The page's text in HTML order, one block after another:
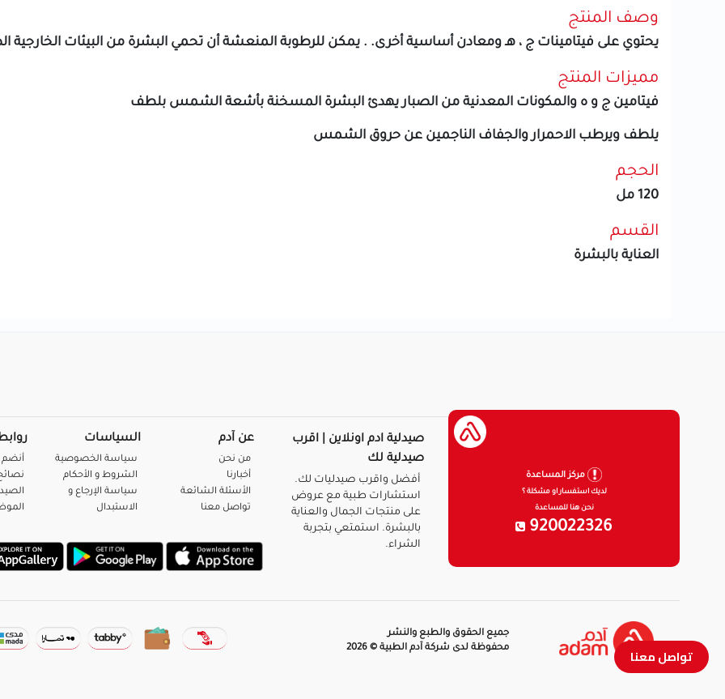
وصف المنتج
يحتوي على فيتامينات ج ، هـ ومعادن أساسية أخرى. . يمكن للرطوبة المنعشة أن تحمي البشرة من البيئات الخارجية
مميزات المنتج
فيتامين ج و ه والمكونات المعدنية من الصبار يهدئ البشرة المسخنة بأشعة الشمس بلطف
يلطف ويرطب الاحمرار والجفاف الناجمين عن حروق الشمس
الحجم
120 مل
القسم
العناية بالبشرة
تواصل معنا
مركز المساعدة
لديك استفسار او مشكلة ؟
نحن هنا للمساعدة
920022326
صيدلية ادم اونلاين | اقرب
صيدلية لك
أفضل واقرب صيدليات لك.
استشارات طبية مع عروض
على منتجات الجمال والعناية
بالبشرة. استمتعي بتجربة
الشراء.
عن آدم
من نحن
أخبارنا
الأسئلة الشائعة
تواصل معنا
السياسات
سياسة الخصوصية
الشروط و الأحكام
سياسة الإرجاع و
الاستبدال
أنضم
جميع الحقوق والطبع والنشر
محفوظة لدى شركة آدم الطبية © 2026